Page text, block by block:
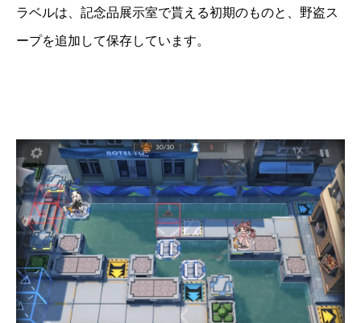
ラベルは、記念品展示室で貰える初期のものと、野盗ス
ープを追加して保存しています。